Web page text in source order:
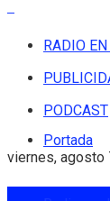
RADIO
PODCAST
viernes, agosto
Portada